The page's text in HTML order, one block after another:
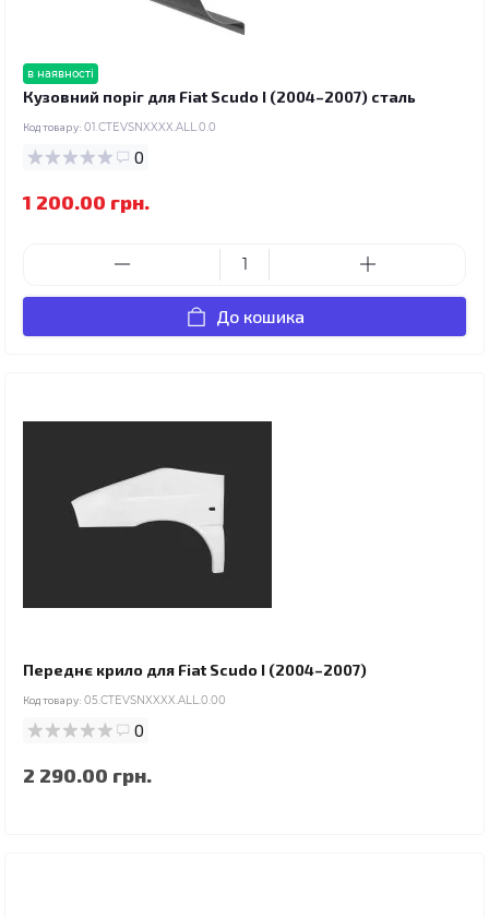
в наявності
Кузовний поріг для Fiat Scudo I (2004–2007) сталь
Код товару: 01.CTEVSNXXXX.ALL.0.0
0
1 200.00 грн.
До кошика
Переднє крило для Fiat Scudo I (2004–2007)
Код товару: 05.CTEVSNXXXX.ALL.0.00
0
2 290.00 грн.